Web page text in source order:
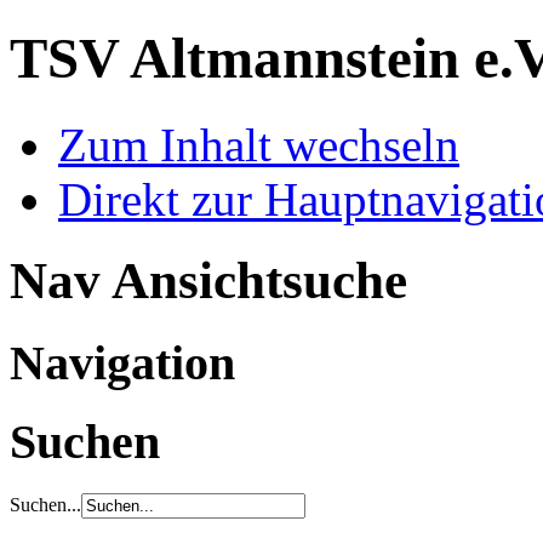
TSV Altmannstein
Zum Inhalt wechseln
Direkt zur
Nav Ansichtsuche
Navigation
Suchen
Suchen...